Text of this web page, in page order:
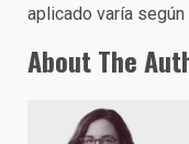
aplicado varía
About The